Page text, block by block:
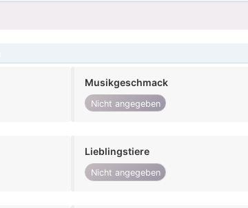
Musikgeschmack
Nicht angegeben
Lieblingstiere
Nicht angegeben